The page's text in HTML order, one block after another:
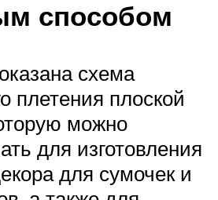
способом
схема
плетения плоской
можно
для изготовления
для сумочек и